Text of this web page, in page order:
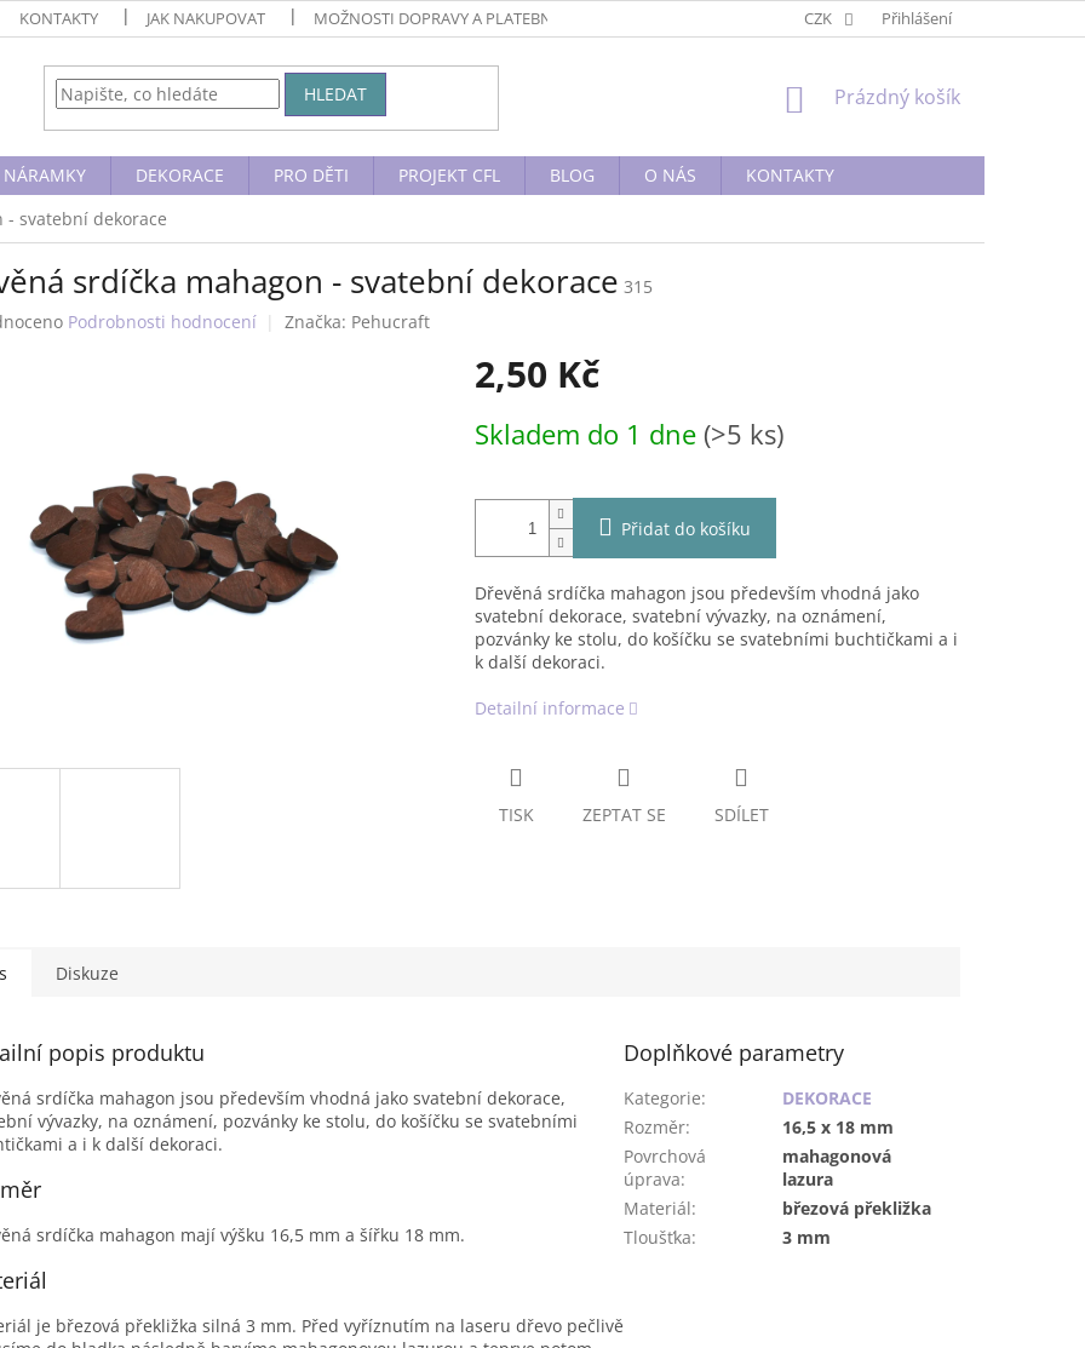
KONTAKTY JAK NAKUPOVAT MOŽNOSTI DOPRAVY A PLATEBNÍ PODMÍNKY OBCHODNÍ PODMÍNKY PODMÍNKY OCHRANY
CZK Přihlášení
HLEDAT
NÁKUPNÍ
Prázdný košík
NÁRAMKY DEKORACE PRO DĚTI PROJEKT CFL BLOG O NÁS
KONTAKTY
- svatební dekorace
srdíčka mahagon - svatební dekorace 315
Podrobnosti hodnocení Značka: Pehucraft
2,50 Kč
cena:
Skladem do 1 dne (>5 ks)
Přidat do košíku
Dřevěná srdíčka mahagon jsou především vhodná jako
svatební dekorace, svatební vývazky, na oznámení,
pozvánky ke stolu, do košíčku se svatebními buchtičkami a i
k další dekoraci.
Detailní informace
TISK ZEPTAT SE SDÍLET
Diskuze
popis produktu
srdíčka mahagon jsou především vhodná jako svatební dekorace,
vývazky, na oznámení, pozvánky ke stolu, do košíčku se svatebními
a i k další dekoraci.
srdíčka mahagon mají výšku 16,5 mm a šířku 18 mm.
je březová překližka silná 3 mm. Před vyříznutím na laseru dřevo pečlivě
Doplňkové parametry
Kategorie:
DEKORACE
Rozměr:
16,5 x 18 mm
Povrchová
úprava:
mahagonová
lazura
Materiál:
březová překližka
Tloušťka: 3 mm